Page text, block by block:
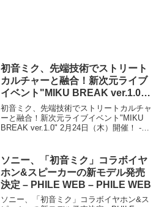
初音ミク、先端技術でストリート
カルチャーと融合！新次元ライブ
イベント"MIKU BREAK ver.1.0" 2
月24日（木）開催！ – PR TIMES
初音ミク、先端技術でストリートカルチャ
ーと融合！新次元ライブイベント"MIKU
BREAK ver.1.0" 2月24日（木）開催！ -
合！新次元ライブイベン...
ソニー、「初音ミク」コラボイヤ
ホン&スピーカーの新モデル発売
決定 – PHILE WEB – PHILE WEB
ソニー、「初音ミク」コラボイヤホン&ス